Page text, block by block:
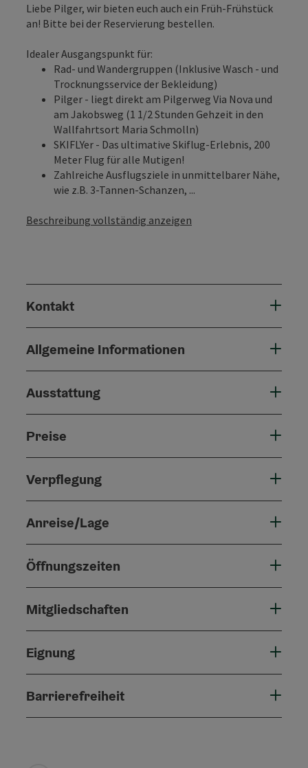
Liebe Pilger, wir bieten euch auch ein Früh-Frühstück
an! Bitte bei der Reservierung bestellen.
Idealer Ausgangspunkt für:
Rad- und Wandergruppen (Inklusive Wasch - und
Trocknungsservice der Bekleidung)
Pilger - liegt direkt am Pilgerweg Via Nova und
am Jakobsweg (1 1/2 Stunden Gehzeit in den
Wallfahrtsort Maria Schmolln)
SKIFLYer - Das ultimative Skiflug-Erlebnis, 200
Meter Flug für alle Mutigen!
Zahlreiche Ausflugsziele in unmittelbarer Nähe,
wie z.B. 3-Tannen-Schanzen, ...
Beschreibung vollständig anzeigen
Kontakt
Allgemeine Informationen
Ausstattung
Preise
Verpflegung
Anreise/Lage
Öffnungszeiten
Mitgliedschaften
Eignung
Barrierefreiheit